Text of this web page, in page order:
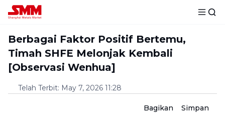
Berbagai Faktor Positif Bertemu,
Timah SHFE Melonjak Kembali
[Observasi Wenhua]
Telah Terbit: May 7, 2026 11:28
Bagikan Simpan